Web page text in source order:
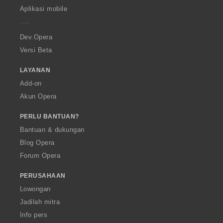
p
a
Aplikasi mobile
Dev.Opera
Versi Beta
LAYANAN
Add-on
Akun Opera
PERLU BANTUAN?
Bantuan & dukungan
Blog Opera
Forum Opera
PERUSAHAAN
Lowongan
Jadilah mitra
Info pers